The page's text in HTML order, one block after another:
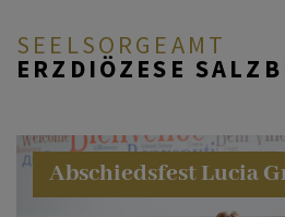
SEELSORGEAMT
ERZDIÖZESE
ÜBER DAS
Abschiedsfest Lucia